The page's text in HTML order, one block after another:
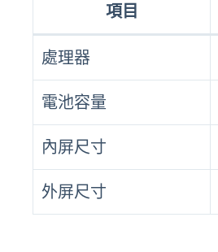
項目
處理器
電池容量
內屏尺寸
外屏尺寸